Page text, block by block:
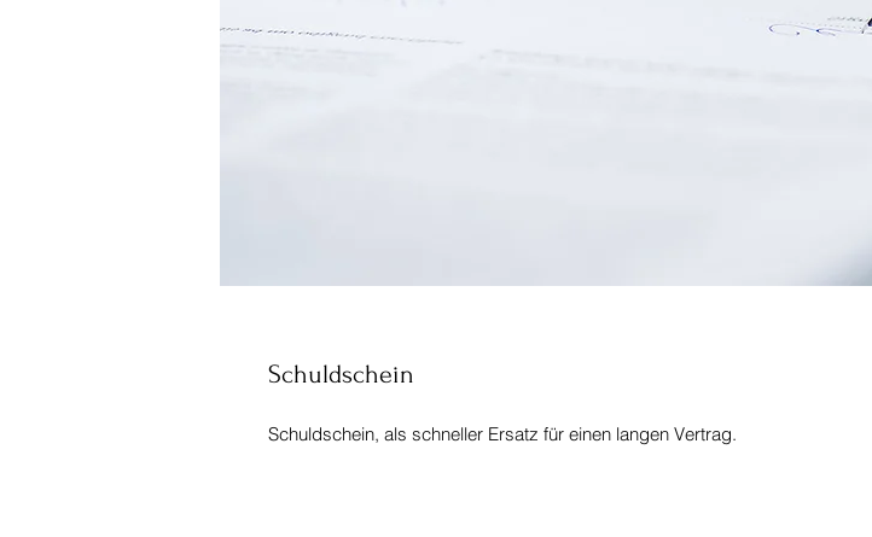
Schuldschein
Schuldschein, als schneller Ersatz für einen langen Vertrag.